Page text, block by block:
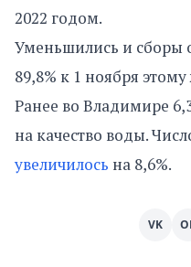
2022 годом.
Уменьшились и сборы
89,8% к 1 ноября
Ранее во Владимире
на качество воды.
увеличилось на 8,6%.
VK